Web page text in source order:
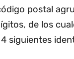
postal
de los
siguientes